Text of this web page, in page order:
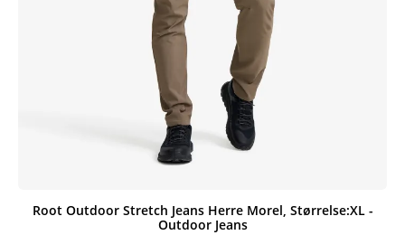
Root Outdoor Stretch Jeans Herre Morel, Størrelse:XL -
Outdoor Jeans